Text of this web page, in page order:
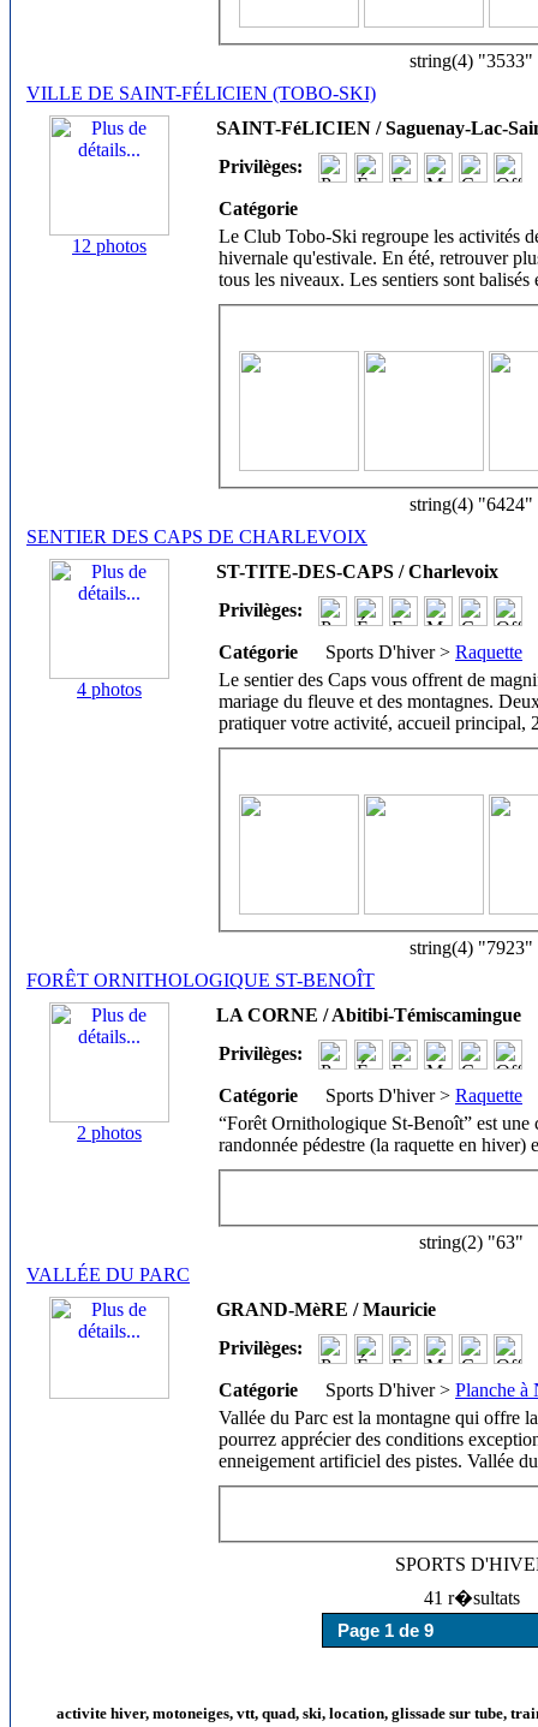
string(4) "3533"
VILLE DE SAINT-FÉLICIEN (TOBO-SKI)
12 photos
SAINT-FéLICIEN / Saguenay-Lac-
Privilèges:
Catégorie
Le Club Tobo-Ski regroupe les activités
hivernale qu'estivale. En été, retrouver
tous les niveaux. Les sentiers sont
string(4) "6424"
SENTIER DES CAPS DE CHARLEVOIX
4 photos
ST-TITE-DES-CAPS / Charlevoix
Privilèges:
Catégorie Sports D'hiver > Raquette
Le sentier des Caps vous offrent de
mariage du fleuve et des montagnes.
pratiquer votre activité, accueil principal,
string(4) "7923"
FORÊT ORNITHOLOGIQUE ST-BENOÎT
2 photos
LA CORNE / Abitibi-Témiscamingue
Privilèges:
Catégorie Sports D'hiver > Raquette
“Forêt Ornithologique St-Benoît” est
randonnée pédestre (la raquette en hiver)
string(2) "63"
VALLÉE DU PARC
GRAND-MèRE / Mauricie
Privilèges:
Catégorie Sports D'hiver > Planche à
Vallée du Parc est la montagne qui offre
pourrez apprécier des conditions
enneigement artificiel des pistes. Vallée
SPORTS
41 r�sultats
activite hiver, motoneiges, vtt, quad, ski, location, glissade sur tube,